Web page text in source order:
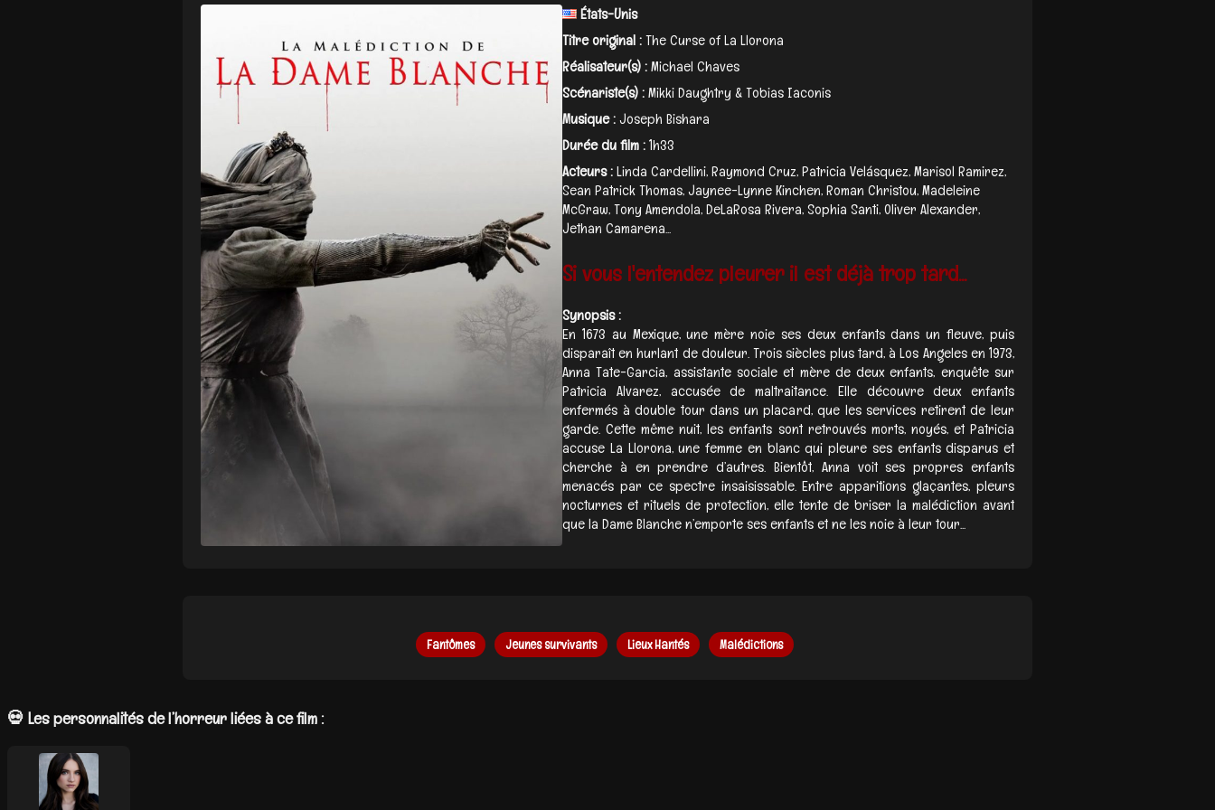
États-Unis
Titre original :The Curse of La Llorona
Réalisateur(s) :Michael Chaves
Scénariste(s) :Mikki Daughtry & Tobias Iaconis
Musique :Joseph Bishara
Durée du film :1h33
Acteurs :Linda Cardellini, Raymond Cruz, Patricia Velásquez, Marisol Ramirez,
Sean Patrick Thomas, Jaynee-Lynne Kinchen, Roman Christou, Madeleine
McGraw, Tony Amendola, DeLaRosa Rivera, Sophia Santi, Oliver Alexander,
Jethan Camarena...
Si vous l'entendez pleurer il est déjà trop tard...
Synopsis :
En 1673 au Mexique, une mère noie ses deux enfants dans un fleuve, puis
disparaît en hurlant de douleur. Trois siècles plus tard, à Los Angeles en 1973,
Anna Tate-Garcia, assistante sociale et mère de deux enfants, enquête sur
Patricia Alvarez, accusée de maltraitance. Elle découvre deux enfants
enfermés à double tour dans un placard, que les services retirent de leur
garde. Cette même nuit, les enfants sont retrouvés morts, noyés, et Patricia
accuse La Llorona, une femme en blanc qui pleure ses enfants disparus et
cherche à en prendre d’autres. Bientôt, Anna voit ses propres enfants
menacés par ce spectre insaisissable. Entre apparitions glaçantes, pleurs
nocturnes et rituels de protection, elle tente de briser la malédiction avant
que la Dame Blanche n’emporte ses enfants et ne les noie à leur tour...
Fantômes Jeunes survivants Lieux Hantés Malédictions
💀 Les personnalités de l’horreur liées à ce film :